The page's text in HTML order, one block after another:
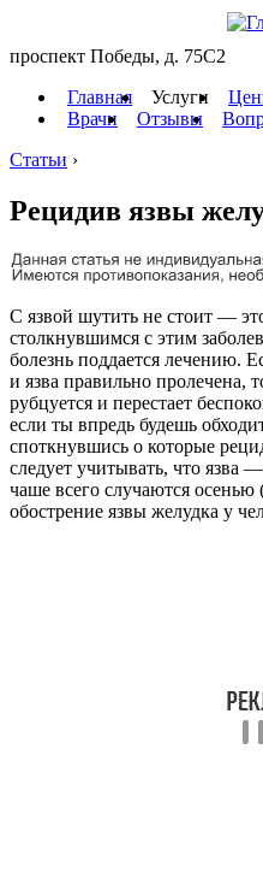
проспект Победы, д. 75C2
Главная
Услуги
Врачи
Отзывы
Статьи ›
Рецидив язвы
С язвой шутить не стоит —
столкнувшимся с этим
болезнь поддается лечению.
и язва правильно пролечена,
рубцуется и перестает
если ты впредь будешь
споткнувшись о которые
следует учитывать, что язва
чаше всего случаются
обострение язвы желудка у